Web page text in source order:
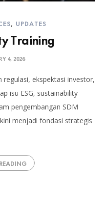
, UPDATES
Training
4, 2026
ekspektasi investor,
isu ESG, sustainability
pengembangan SDM
menjadi fondasi strategis